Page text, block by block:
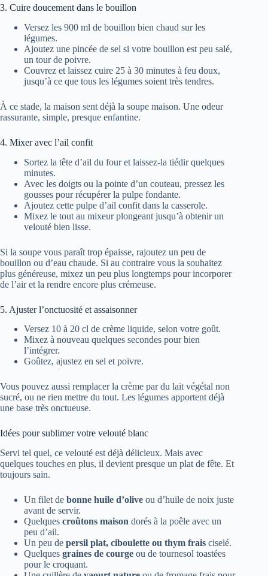
3. Cuire doucement dans le bouillon
Versez les 900 ml de bouillon bien chaud sur les
légumes.
Ajoutez une pincée de sel si votre bouillon est peu salé,
un tour de poivre.
Couvrez et laissez cuire 25 à 30 minutes à feu doux,
jusqu’à ce que tous les légumes soient très tendres.
À ce stade, la maison sent déjà la soupe maison. Une odeur
rassurante, simple, presque enfantine.
4. Mixer avec l’ail confit
Sortez la tête d’ail du four et laissez-la tiédir quelques
minutes.
Avec les doigts ou la pointe d’un couteau, pressez les
gousses pour récupérer la pulpe fondante.
Ajoutez cette pulpe d’ail confit dans la casserole.
Mixez le tout au mixeur plongeant jusqu’à obtenir un
velouté bien lisse.
Si la soupe vous paraît trop épaisse, rajoutez un peu de
bouillon ou d’eau chaude. Si au contraire vous la souhaitez
plus généreuse, mixez un peu plus longtemps pour incorporer
de l’air et la rendre encore plus crémeuse.
5. Ajuster l’onctuosité et assaisonner
Versez 10 à 20 cl de crème liquide, selon votre goût.
Mixez à nouveau quelques secondes pour bien
l’intégrer.
Goûtez, ajustez en sel et poivre.
Vous pouvez aussi remplacer la crème par du lait végétal non
sucré, ou ne rien mettre du tout. Les légumes apportent déjà
une base très onctueuse.
Idées pour sublimer votre velouté blanc
Servi tel quel, ce velouté est déjà délicieux. Mais avec
quelques touches en plus, il devient presque un plat de fête. Et
toujours sain.
Un filet de bonne huile d’olive ou d’huile de noix juste
avant de servir.
Quelques croûtons maison dorés à la poêle avec un
peu d’ail.
Un peu de persil plat, ciboulette ou thym frais ciselé.
Quelques graines de courge ou de tournesol toastées
pour le croquant.